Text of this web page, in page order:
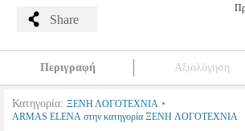
Share
Περιγραφή Αξιολόγηση
Κατηγορία: ΞΕΝΗ ΛΟΓΟΤΕΧΝΙΑ •
ARMAS ELENA στην κατηγορία ΞΕΝΗ ΛΟΓΟΤΕΧΝΙΑ